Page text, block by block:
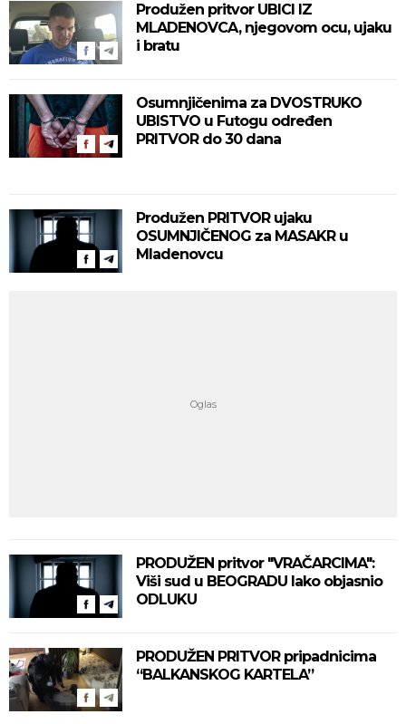
Produžen pritvor UBICI IZ
MLADENOVCA, njegovom ocu, ujaku
i bratu
Osumnjičenima za DVOSTRUKO
UBISTVO u Futogu određen
PRITVOR do 30 dana
Produžen PRITVOR ujaku
OSUMNJIČENOG za MASAKR u
Mladenovcu
PRODUŽEN pritvor "VRAČARCIMA":
Viši sud u BEOGRADU lako objasnio
ODLUKU
PRODUŽEN PRITVOR pripadnicima
“BALKANSKOG KARTELA”